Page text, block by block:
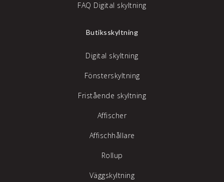
FAQ Digital skyltning
Butiksskyltning
Digital skyltning
Fönsterskyltning
Fristående skyltning
Affischer
Affischhållare
Rollup
Väggskyltning